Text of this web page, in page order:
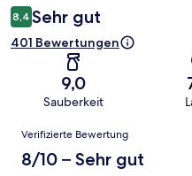
8,4 Sehr gut
401 Bewertungen
9,0
Sauberkeit
Bewertungen
Verifizierte Bewertung
8/10 – Sehr gut